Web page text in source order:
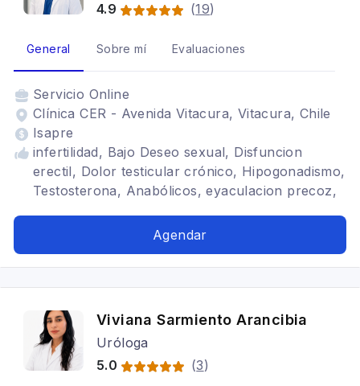
4.9
(19)
General Sobre mí Evaluaciones
Servicio Online
Clínica CER - Avenida Vitacura, Vitacura, Chile
Isapre
infertilidad, Bajo Deseo sexual, Disfuncion
erectil, Dolor testicular crónico, Hipogonadismo,
Testosterona, Anabólicos, eyaculacion precoz,
Curvatura peneana, Sexualidad
Agendar
Viviana Sarmiento Arancibia
Uróloga
5.0
(3)